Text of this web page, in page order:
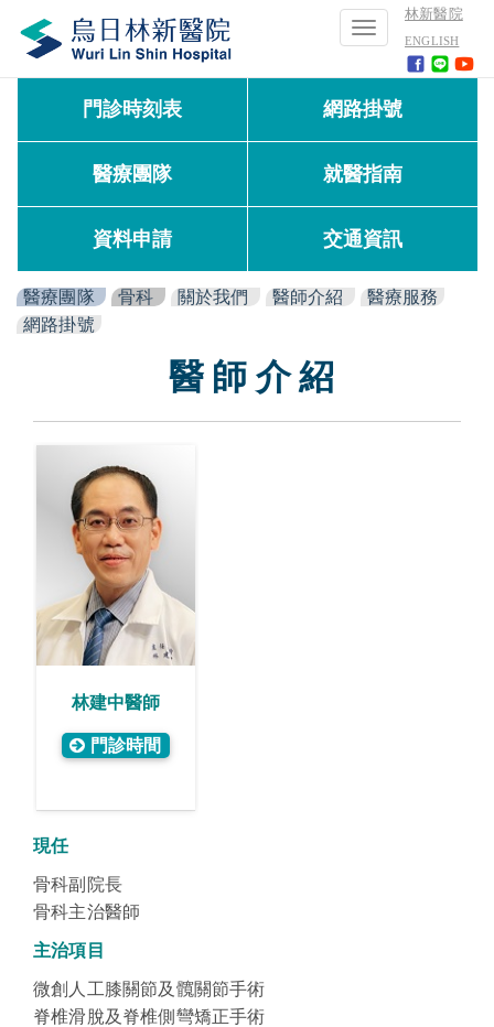
林新醫院
ENGLISH
Toggle
navigation
門診時刻表 網路掛號
醫療團隊 就醫指南
資料申請 交通資訊
醫療團隊 骨科 關於我們 醫師介紹
醫療服務
網路掛號
醫 師 介 紹
林建中醫師
門診時間
現任
骨科副院長
骨科主治醫師
主治項目
微創人工膝關節及髖關節手術
脊椎滑脫及脊椎側彎矯正手術